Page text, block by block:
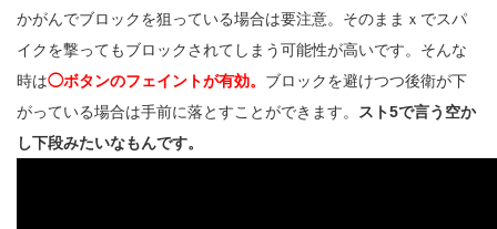
かがんでブロックを狙っている場合は要注意。そのままｘでスパ
イクを撃ってもブロックされてしまう可能性が高いです。そんな
時は◯ボタンのフェイントが有効。 ブロックを避けつつ後衛が下
がっている場合は手前に落とすことができます。
スト5で言う空か
し下段みたいなもんです。